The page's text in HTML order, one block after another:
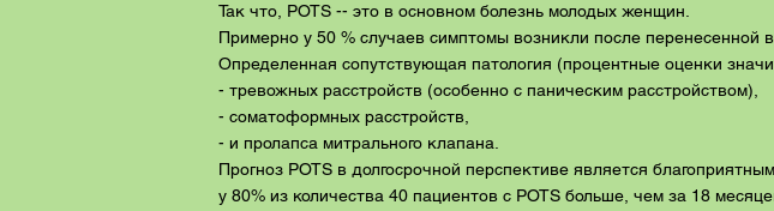
Так что, POTS -- это в основном болезнь молодых женщин.
Примерно у 50 % случаев симптомы возникли после перенесенной
Определенная сопутствующая патология (процентные оценки
- тревожных расстройств (особенно с паническим расстройством),
- соматоформных расстройств,
- и пролапса митрального клапана.
Прогноз POTS в долгосрочной перспективе является
у 80% из количества 40 пациентов с POTS больше, чем за 18